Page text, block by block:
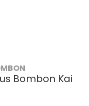
Bombon Kai